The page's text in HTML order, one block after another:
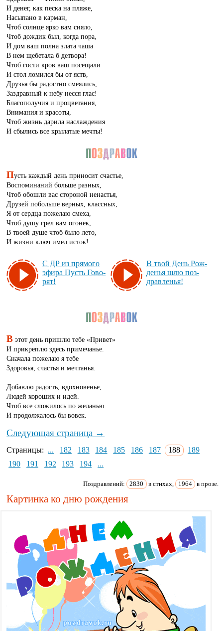
И денег, как песка на пляже,
Насыпано в карман,
Чтоб солнце ярко вам сияло,
Чтоб дождик был, когда пора,
И дом ваш полна злата чаша
В нем щебетала б детвора!
Чтоб гости кров ваш посещали
И стол ломился бы от яств,
Друзья бы радостно смеялись,
Заздравный к небу несся глас!
Благополучия и процветания,
Внимания и красоты,
Чтоб жизнь дарила наслаждения
И сбылись все крылатые мечты!
Пусть каждый день приносит счастье,
Воспоминаний больше разных,
Чтоб обошли вас стороной ненастья,
Друзей побольше верных, классных,
Я от сердца пожелаю смеха,
Чтоб душу грел вам огонек,
В твоей душе чтоб было лето,
И жизни ключ имел исток!
С ДР из пря­мо­го
эфи­ра Пусть Го­во­
рят!
В твой День Рож­
денья шлю поз­
драв­ленья!
В этот день пришлю тебе «Привет»
И прикреплю здесь примечанье.
Сначала пожелаю я тебе
Здоровья, счастья и мечтанья.
Добавлю радость, вдохновенье,
Людей хороших и идей.
Чтоб все сложилось по желанью.
И продолжалось бы вовек.
Следующая страница →
Страницы: ... 182 183 184 185 186 187 188
189
190
191 192 193 194 ...
Поздравлений: 2830 в стихах, 1964 в прозе.
Картинка ко дню рождения